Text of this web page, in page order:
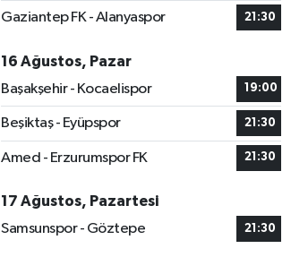
Gaziantep FK - Alanyaspor 21:30
16 Ağustos, Pazar
Başakşehir - Kocaelispor
19:00
Beşiktaş - Eyüpspor 21:30
Amed - Erzurumspor FK 21:30
17 Ağustos, Pazartesi
Samsunspor - Göztepe
21:30